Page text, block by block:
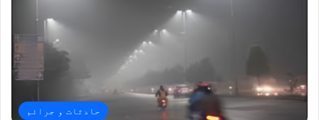
حادثات و جرائم